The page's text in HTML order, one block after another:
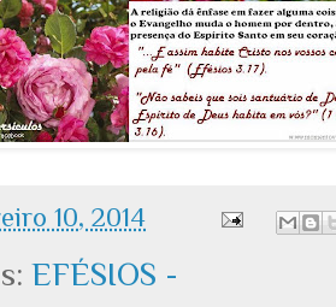
10, 2014
EFÉSIOS -